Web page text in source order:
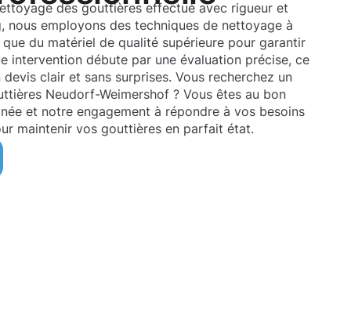
des gouttières effectué avec rigueur et
nous employons des techniques de nettoyage à
du matériel de qualité supérieure pour garantir
intervention débute par une évaluation précise, ce
clair et sans surprises. Vous recherchez un
Neudorf-Weimershof ? Vous êtes au bon
et notre engagement à répondre à vos besoins
maintenir vos gouttières en parfait état.